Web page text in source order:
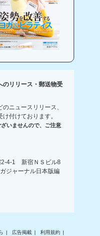
のリリース・郵送物受
ニュースリリース、
付けております。
いませんので、ご注意
2-4-1 新宿ＮＳビル8
ジャーナル日本版編
広告掲載 利用規約